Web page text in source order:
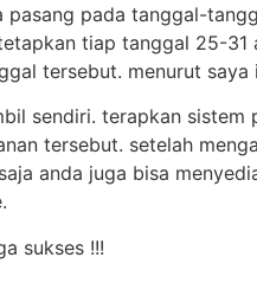
pasang pada tanggal-
tiap tanggal 25-
tersebut. menurut
sendiri. terapkan sistem
tersebut. setelah
anda juga bisa
sukses !!!